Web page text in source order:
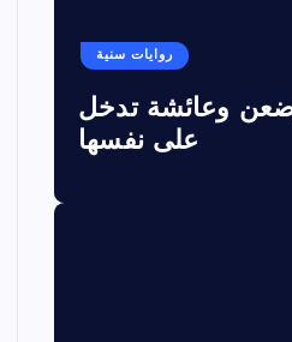
روايات سنية
وعائشة تدخل
على نفسها